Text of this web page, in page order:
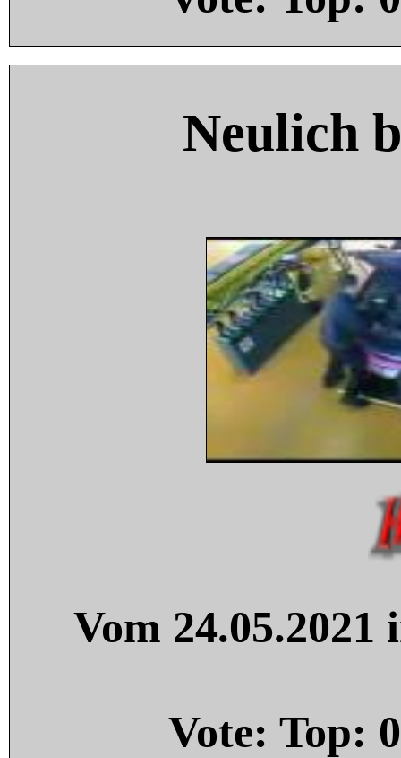
Neulich
Vom
Vote: Top: 0